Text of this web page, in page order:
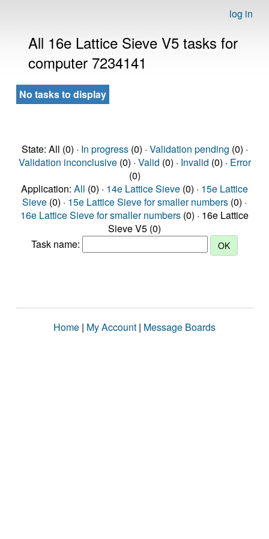
log in
All 16e Lattice Sieve V5 tasks for
computer 7234141
No tasks to display
State: All (0) · In progress(0) · Validation pending (0) ·
Validation inconclusive(0) · Valid (0) · Invalid (0) · Error
(0)
Application: All (0) · 14e Lattice Sieve (0) · 15e Lattice
Sieve (0) · 15e Lattice Sieve for smaller numbers (0) ·
16e Lattice Sieve for smaller numbers (0) · 16e Lattice
Sieve V5 (0)
Task name:
Home | My Account | Message Boards